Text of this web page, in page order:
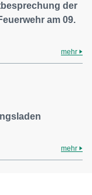
der
am 09.
mehr
mehr